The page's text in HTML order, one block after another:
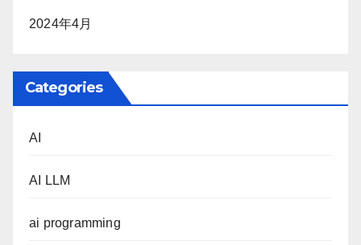
2024年4月
Categories
AI
AI LLM
ai programming